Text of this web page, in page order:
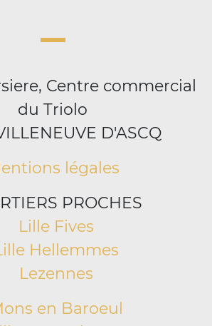
Centre commercial
du Triolo
D'ASCQ
légales
PROCHES
Lille Fives
Hellemmes
Lezennes
en Baroeul